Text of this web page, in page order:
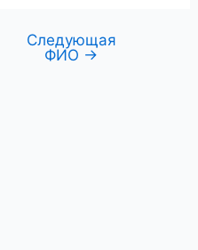
Следующая
ФИО →